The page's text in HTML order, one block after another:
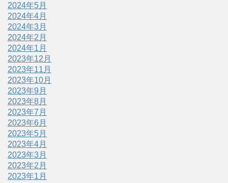
2024年5月
2024年4月
2024年3月
2024年2月
2024年1月
2023年12月
2023年11月
2023年10月
2023年9月
2023年8月
2023年7月
2023年6月
2023年5月
2023年4月
2023年3月
2023年2月
2023年1月